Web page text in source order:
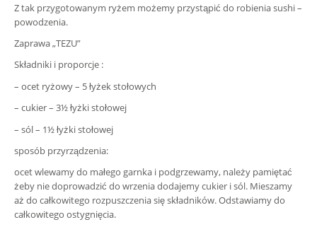
Z tak przygotowanym ryżem możemy przystąpić do robienia sushi –
powodzenia.
Zaprawa„TEZU”
Składniki i proporcje :
– ocet ryżowy – 5 łyżek stołowych
– cukier – 3½ łyżki stołowej
– sól – 1½ łyżki stołowej
sposób przyrządzenia:
ocet wlewamy do małego garnka i podgrzewamy, należy pamiętać
żeby nie doprowadzić do wrzenia dodajemy cukier i sól. Mieszamy
aż do całkowitego rozpuszczenia się składników. Odstawiamy do
całkowitego ostygnięcia.